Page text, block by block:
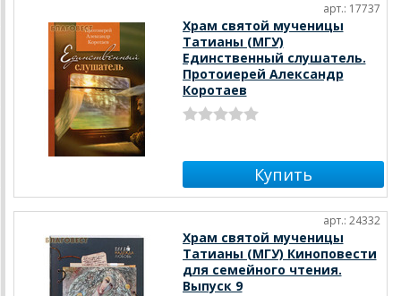
арт.: 17737
Храм святой мученицы
Татианы (МГУ)
Единственный слушатель.
Протоиерей Александр
Коротаев
арт.: 24332
Храм святой мученицы
Татианы (МГУ) Киноповести
для семейного чтения.
Выпуск 9